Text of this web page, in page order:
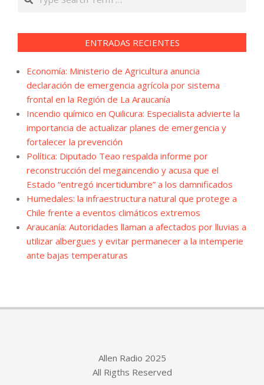
ENTRADAS RECIENTES
Economía: Ministerio de Agricultura anuncia
declaración de emergencia agrícola por sistema
frontal en la Región de La Araucanía
Incendio químico en Quilicura: Especialista advierte la
importancia de actualizar planes de emergencia y
fortalecer la prevención
Política: Diputado Teao respalda informe por
reconstrucción del megaincendio y acusa que el
Estado “entregó incertidumbre” a los damnificados
Humedales: la infraestructura natural que protege a
Chile frente a eventos climáticos extremos
Araucanía: Autoridades llaman a afectados por lluvias a
utilizar albergues y evitar permanecer a la intemperie
ante bajas temperaturas
Allen Radio 2025
All Rigths Reserved